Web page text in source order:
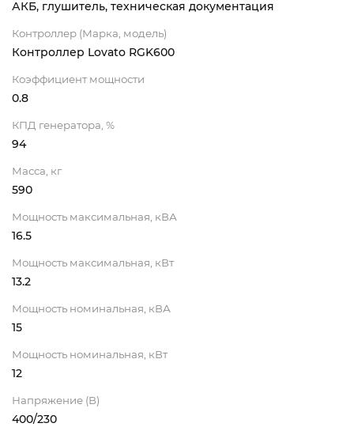
АКБ, глушитель, техническая документация
Контроллер (Марка, модель)
Контроллер Lovato RGK600
Коэффициент мощности
0.8
КПД генератора, %
94
Масса, кг
590
Мощность максимальная, кВА
16.5
Мощность максимальная, кВт
13.2
Мощность номинальная, кВА
15
Мощность номинальная, кВт
12
Напряжение (В)
400/230